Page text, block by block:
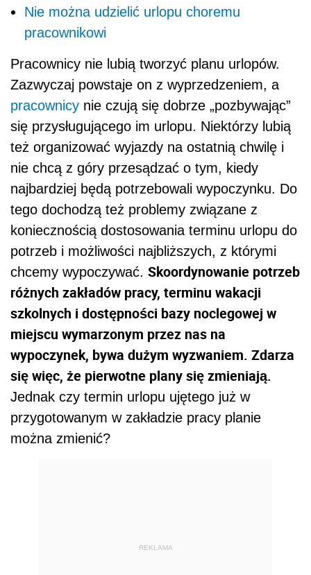
Nie można udzielić urlopu choremu
pracownikowi
Pracownicy nie lubią tworzyć planu urlopów.
Zazwyczaj powstaje on z wyprzedzeniem, a
pracownicy nie czują się dobrze „pozbywając”
się przysługującego im urlopu. Niektórzy lubią
też organizować wyjazdy na ostatnią chwilę i
nie chcą z góry przesądzać o tym, kiedy
najbardziej będą potrzebowali wypoczynku. Do
tego dochodzą też problemy związane z
koniecznością dostosowania terminu urlopu do
potrzeb i możliwości najbliższych, z którymi
chcemy wypoczywać. Skoordynowanie potrzeb
różnych zakładów pracy, terminu wakacji
szkolnych i dostępności bazy noclegowej w
miejscu wymarzonym przez nas na
wypoczynek, bywa dużym wyzwaniem. Zdarza
się więc, że pierwotne plany się zmieniają.
Jednak czy termin urlopu ujętego już w
przygotowanym w zakładzie pracy planie
można zmienić?
REKLAMA